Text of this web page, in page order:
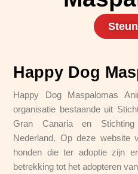
Happy Dog
Happy Dog Maspalomas
organisatie bestaande uit
Gran Canaria en
Nederland. Op deze
honden die ter adoptie zijn
betrekking tot het adopteren